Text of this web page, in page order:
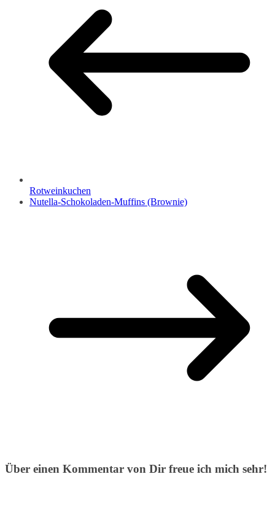
Rotweinkuchen
Nutella-Schokoladen-Muffins (Brownie)
Über einen Kommentar von Dir freue ich mich sehr!